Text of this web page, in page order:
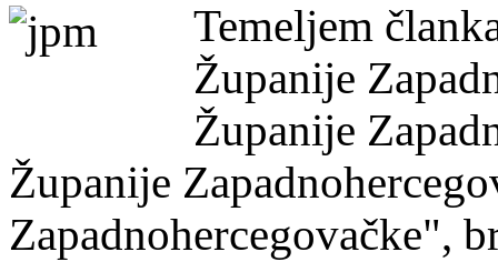
Temeljem
Županije
Županije
Županije
Zapadnohercegovačke",